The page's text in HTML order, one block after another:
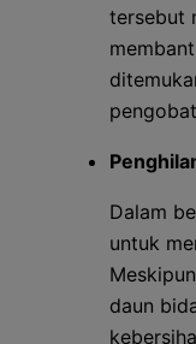
tersebut
Dalam
untuk
daun